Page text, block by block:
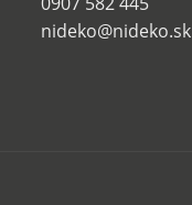
nideko@nideko.sk